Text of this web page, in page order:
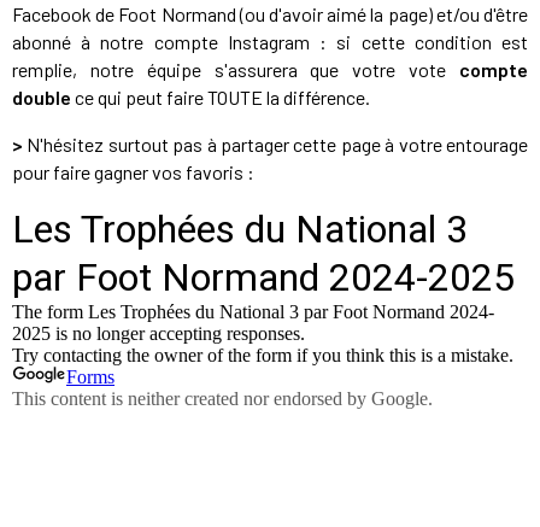
Facebook de Foot Normand (ou d'avoir aimé la page) et/ou d'être
abonné à notre compte Instagram : si cette condition est
remplie, notre équipe s'assurera que votre vote compte
double ce qui peut faire TOUTE la différence.
> N'hésitez surtout pas à partager cette page à votre entourage
pour faire gagner vos favoris :